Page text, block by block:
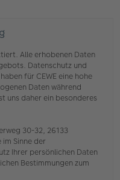
Alle erhobenen Daten
Datenschutz und
für CEWE eine hohe
Daten während
uns daher ein besonderes
30-32, 26133
Sinne der
Ihrer persönlichen Daten
Bestimmungen zum